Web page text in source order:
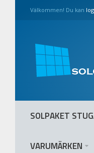
Välkommen! Du kan
SOLPAKET
VARUMÄRKEN